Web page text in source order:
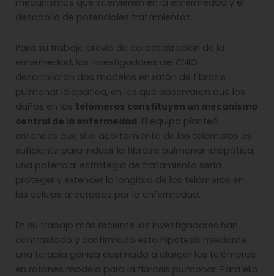
mecanismos que intervienen en la enfermedad y el
desarrollo de potenciales tratamientos.
Para su trabajo previo de caracterización de la
enfermedad, los investigadores del CNIO
desarrollaron dos modelos en ratón de fibrosis
pulmonar idiopática, en los que observaron que los
daños en los telómeros constituyen un mecanismo
central de la enfermedad. El equipo planteó
entonces que si el acortamiento de los telómeros es
suficiente para inducir la fibrosis pulmonar idiopática,
una potencial estrategia de tratamiento sería
proteger y extender la longitud de los telómeros en
las células afectadas por la enfermedad.
En su trabajo más reciente los investigadores han
contrastado y confirmado esta hipótesis mediante
una terapia génica destinada a alargar los telómeros
en ratones modelo para la fibrosis pulmonar. Para ello